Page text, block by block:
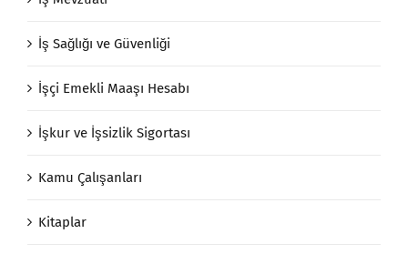
İş Sağlığı ve Güvenliği
İşçi Emekli Maaşı Hesabı
İşkur ve İşsizlik Sigortası
Kamu Çalışanları
Kitaplar